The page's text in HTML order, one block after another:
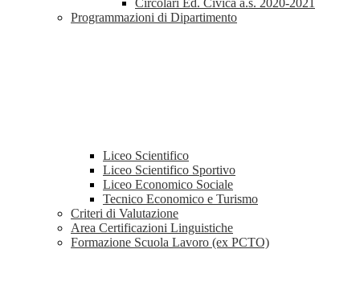
Circolari Ed. Civica a.s. 2020-2021
Programmazioni di Dipartimento
Liceo Scientifico
Liceo Scientifico Sportivo
Liceo Economico Sociale
Tecnico Economico e Turismo
Criteri di Valutazione
Area Certificazioni Linguistiche
Formazione Scuola Lavoro (ex PCTO)